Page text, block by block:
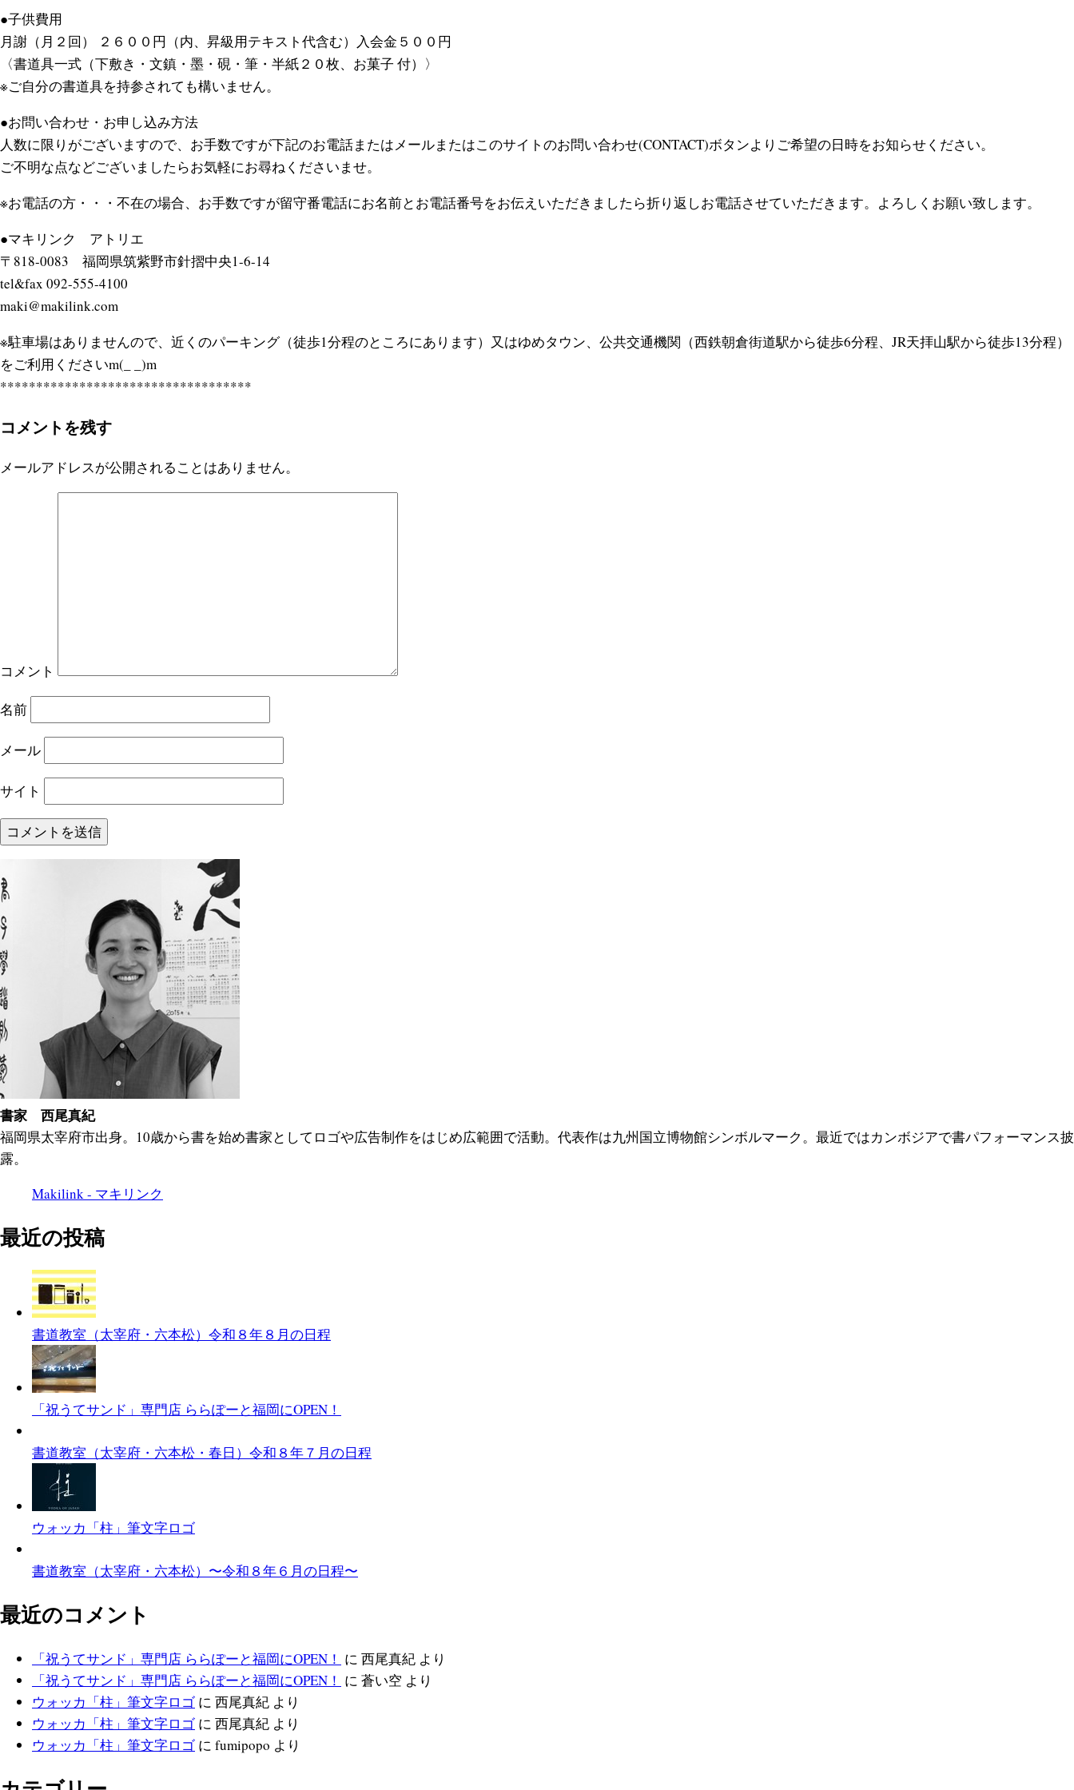
●子供費用
月謝（月２回） ２６００円（内、昇級用テキスト代含む）入会金５００円
〈書道具一式（下敷き・文鎮・墨・硯・筆・半紙２０枚、お菓子 付）〉
※ご自分の書道具を持参されても構いません。
●お問い合わせ・お申し込み方法
人数に限りがございますので、お手数ですが下記のお電話またはメールまたはこのサイトのお問い合わせ(CONTACT)ボタンよりご希望の日時をお知らせください。
ご不明な点などございましたらお気軽にお尋ねくださいませ。
※お電話の方・・・不在の場合、お手数ですが留守番電話にお名前とお電話番号をお伝えいただきましたら折り返しお電話させていただきます。よろしくお願い致します。
●マキリンク アトリエ
〒818-0083 福岡県筑紫野市針摺中央1-6-14
tel&fax 092-555-4100
maki@makilink.com
※駐車場はありませんので、近くのパーキング（徒歩1分程のところにあります）又はゆめタウン、公共交通機関（西鉄朝倉街道駅から徒歩6分程、JR天拝山駅から徒歩13分程）
をご利用くださいm(_ _)m
***********************************
コメントを残す
メールアドレスが公開されることはありません。
コメント
名前
メール
サイト
書家 西尾真紀
福岡県太宰府市出身。10歳から書を始め書家としてロゴや広告制作をはじめ広範囲で活動。代表作は九州国立博物館シンボルマーク。最近ではカンボジアで書パフォーマンス披
露。
Makilink - マキリンク
最近の投稿
書道教室（太宰府・六本松）令和８年８月の日程
「祝うてサンド」専門店 ららぽーと福岡にOPEN！
書道教室（太宰府・六本松・春日）令和８年７月の日程
ウォッカ「柱」筆文字ロゴ
書道教室（太宰府・六本松）〜令和８年６月の日程〜
最近のコメント
「祝うてサンド」専門店 ららぽーと福岡にOPEN！ に 西尾真紀 より
「祝うてサンド」専門店 ららぽーと福岡にOPEN！ に 蒼い空 より
ウォッカ「柱」筆文字ロゴ に 西尾真紀 より
ウォッカ「柱」筆文字ロゴ に 西尾真紀 より
ウォッカ「柱」筆文字ロゴ に fumipopo より